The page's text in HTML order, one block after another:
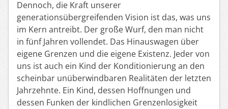
Dennoch, die Kraft unserer
generationsübergreifenden Vision ist das, was uns
im Kern antreibt. Der große Wurf, den man nicht
in fünf Jahren vollendet. Das Hinauswagen über
eigene Grenzen und die eigene Existenz. Jeder von
uns ist auch ein Kind der Konditionierung an den
scheinbar unüberwindbaren Realitäten der letzten
Jahrzehnte. Ein Kind, dessen Hoffnungen und
dessen Funken der kindlichen Grenzenlosigkeit